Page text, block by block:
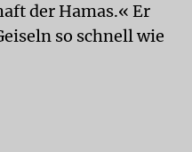
der Hamas.« Er
so schnell wie